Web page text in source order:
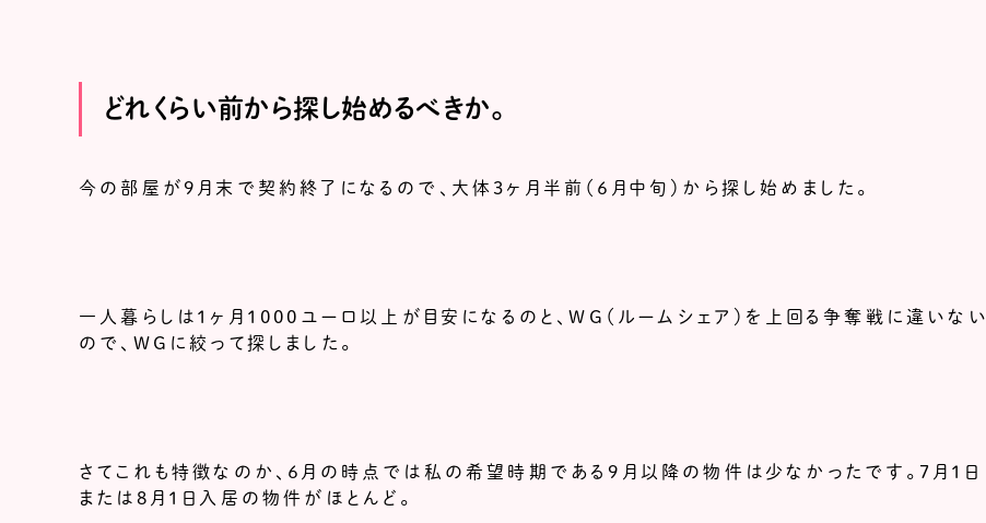
どれくらい前から探し始めるべきか。
今の部屋が9月末で契約終了になるので、大体3ヶ月半前（６月中旬）から探し始めました。
一人暮らしは1ヶ月1000ユーロ以上が目安になるのと、WG（ルームシェア）を上回る争奪戦に違いない
ので、WGに絞って探しました。
さてこれも特徴なのか、６月の時点では私の希望時期である9月以降の物件は少なかったです。7月1日
または8月1日入居の物件がほとんど。